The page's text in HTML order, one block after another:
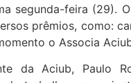
segunda-feira (29).
prêmios, como:
o Associa
da Aciub, Paulo